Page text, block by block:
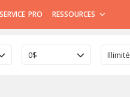
SERVICE PRO RESSOURCES
0$ Illimité